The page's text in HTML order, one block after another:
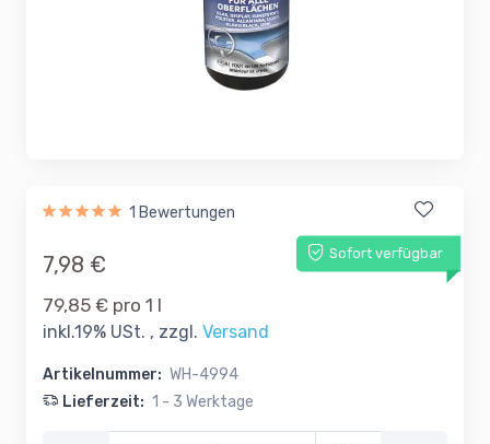
1 Bewertungen
Sofort verfügbar
7,98 €
79,85 € pro 1 l
inkl.19% USt. , zzgl. Versand
Artikelnummer: WH-4994
Lieferzeit: 1 - 3 Werktage